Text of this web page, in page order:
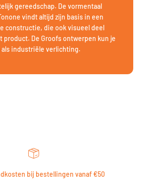
gereedschap. De vormentaal
vindt altijd zijn basis in een
constructie, die ook visueel deel
product. De Groofs ontwerpen kun je
als industriële verlichting.
bij bestellingen vanaf €50